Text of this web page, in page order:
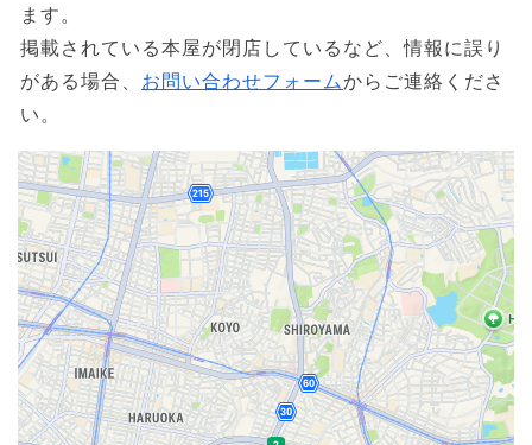
ます。
掲載されている本屋が閉店しているなど、情報に誤り
がある場合、 お問い合わせフォームからご連絡くださ
い。